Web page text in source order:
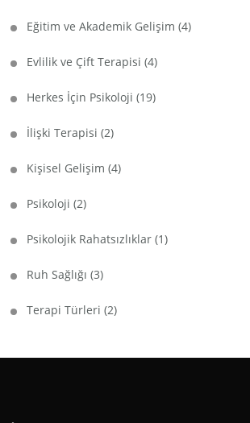
Eğitim ve Akademik Gelişim (4)
Evlilik ve Çift Terapisi (4)
Herkes İçin Psikoloji (19)
İlişki Terapisi (2)
Kişisel Gelişim (4)
Psikoloji (2)
Psikolojik Rahatsızlıklar (1)
Ruh Sağlığı (3)
Terapi Türleri (2)